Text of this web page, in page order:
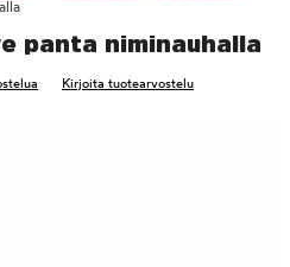
panta niminauhalla
Kirjoita tuotearvostelu